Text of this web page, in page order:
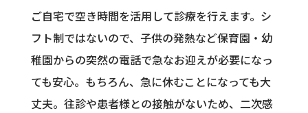
ご自宅で空き時間を活用して診療を行えます。シ
フト制ではないので、子供の発熱など保育園・幼
稚園からの突然の電話で急なお迎えが必要になっ
ても安心。もちろん、急に休むことになっても大
丈夫。往診や患者様との接触がないため、二次感